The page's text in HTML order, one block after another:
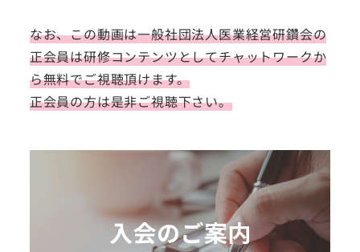
なお、この動画は一般社団法人医業経営研鑽会の
正会員は研修コンテンツとしてチャットワークか
ら無料でご視聴頂けます。
正会員の方は是非ご視聴下さい。